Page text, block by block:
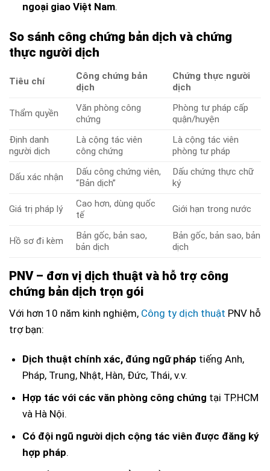
ngoại giao Việt Nam.
So sánh công chứng bản dịch và chứng
thực người dịch
Tiêu chí
Công chứng bản
dịch
Chứng thực người
dịch
Thẩm quyền
Văn phòng công
chứng
Phòng tư pháp cấp
quận/huyện
Định danh
người dịch
Là cộng tác viên
công chứng
Là cộng tác viên
phòng tư pháp
Dấu xác nhận
Dấu công chứng viên,
“Bản dịch”
Dấu chứng thực chữ
ký
Giá trị pháp lý
Cao hơn, dùng quốc
tế
Giới hạn trong nước
Hồ sơ đi kèm
Bản gốc, bản sao,
bản dịch
Bản gốc, bản sao, bản
dịch
PNV – đơn vị dịch thuật và hỗ trợ công
chứng bản dịch trọn gói
Với hơn 10 năm kinh nghiệm, Công ty dịch thuật PNV hỗ
trợ bạn:
Dịch thuật chính xác, đúng ngữ pháp tiếng Anh,
Pháp, Trung, Nhật, Hàn, Đức, Thái, v.v.
Hợp tác với các văn phòng công chứng tại TP.HCM
và Hà Nội.
Có đội ngũ người dịch cộng tác viên được đăng ký
hợp pháp.